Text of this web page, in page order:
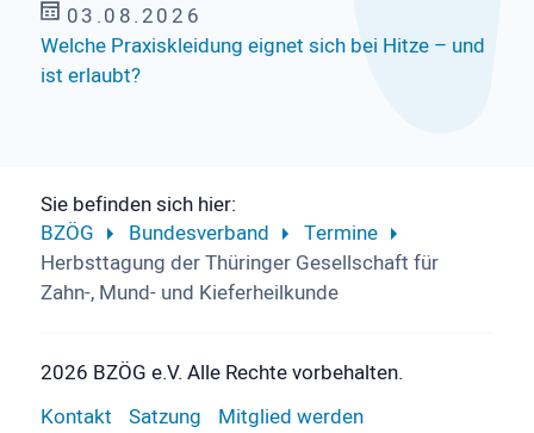
03.08.2026
Welche Praxiskleidung eignet sich bei Hitze – und
ist erlaubt?
Sie befinden sich hier:
BZÖG
Bundesverband
Termine
Herbsttagung der Thüringer Gesellschaft für
Zahn-, Mund- und Kieferheilkunde
2026 BZÖG e.V. Alle Rechte vorbehalten.
Kontakt Satzung Mitglied werden